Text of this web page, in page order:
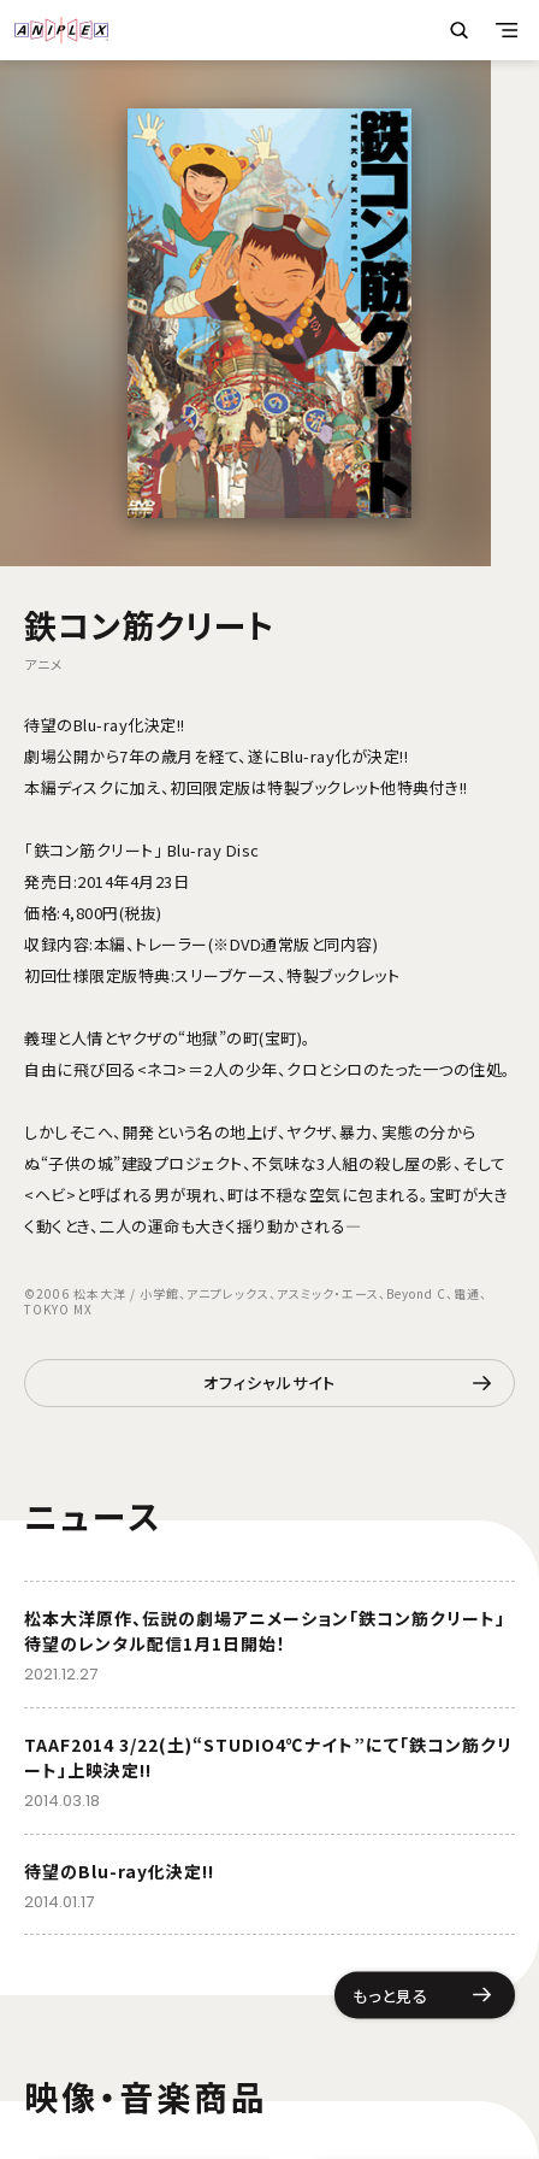
鉄コン筋クリート
アニメ
待望のBlu-ray化決定!!
劇場公開から7年の歳月を経て、遂にBlu-ray化が決定!!
本編ディスクに加え、初回限定版は特製ブックレット他特典付き!!
「鉄コン筋クリート」 Blu-ray Disc
発売日:2014年4月23日
価格:4,800円(税抜)
収録内容:本編、トレーラー(※DVD通常版と同内容)
初回仕様限定版特典:スリーブケース、特製ブックレット
義理と人情とヤクザの“地獄”の町(宝町)。
自由に飛び回る<ネコ>＝2人の少年、クロとシロのたった一つの住処。
しかしそこへ、開発という名の地上げ、ヤクザ、暴力、実態の分から
ぬ“子供の城”建設プロジェクト、不気味な3人組の殺し屋の影、そして
<ヘビ>と呼ばれる男が現れ、町は不穏な空気に包まれる。宝町が大き
く動くとき、二人の運命も大きく揺り動かされる―
©2006 松本大洋 / 小学館、アニプレックス、アスミック・エース、Beyond C、電通、
TOKYO MX
オフィシャルサイト
ニュース
松本大洋原作、伝説の劇場アニメーション「鉄コン筋クリート」
待望のレンタル配信1月1日開始！
2021.12.27
TAAF2014 3/22(土)“STUDIO4℃ナイト”にて「鉄コン筋クリ
ート」上映決定!!
2014.03.18
待望のBlu-ray化決定!!
2014.01.17
もっと見る
映像・音楽商品